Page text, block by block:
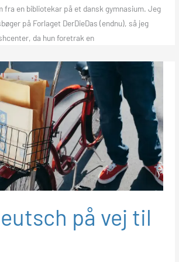
fra en bibliotekar på et dansk gymnasium. Jeg
på Forlaget DerDieDas (endnu), så jeg
da hun foretrak en
på vej til